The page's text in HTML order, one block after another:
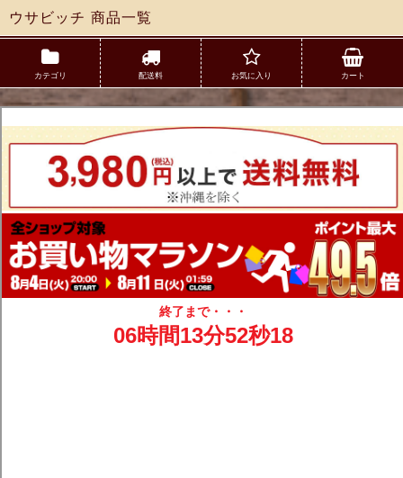
ウサビッチ 商品一覧
カテゴリ 配送料 お気に入り カート